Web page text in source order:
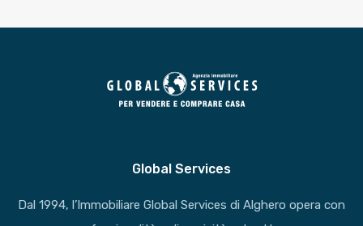
Global Services
Dal 1994, l’Immobiliare Global Services di Alghero opera con